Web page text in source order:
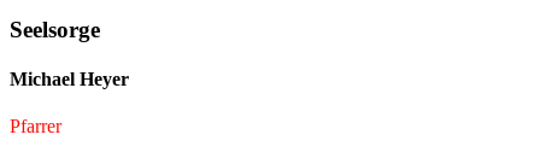
Seelsorge
Michael Heyer
Pfarrer